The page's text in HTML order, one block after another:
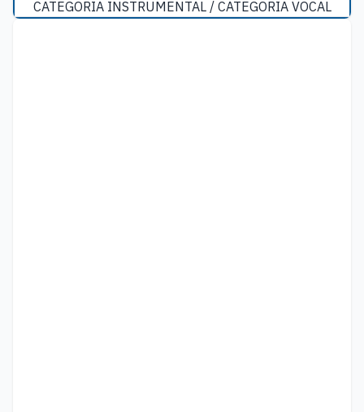
CATEGORIA INSTRUMENTAL / CATEGORIA VOCAL